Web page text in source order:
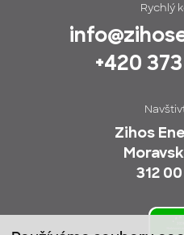
Rychlý
+420
Zihos
312